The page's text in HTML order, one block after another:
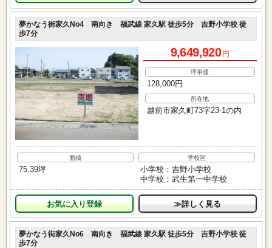
夢かなう街家久No4 南向き 福武線 家久駅 徒歩5分 吉野小学校 徒
歩7分
9,649,920 円
坪単価
128,000円
所在地
越前市家久町73字23-1の内
面積
75.39坪
学校区
小学校：吉野小学校
中学校：武生第一中学校
お気に入り ≫詳しく見る
夢かなう街家久No6 南向き 福武線 家久駅 徒歩5分 吉野小学校 徒
歩7分